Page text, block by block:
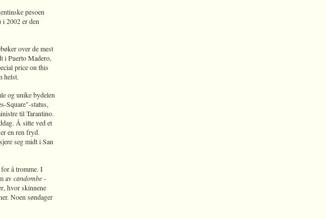
pesoen
2002 er den
over de mest
i Puerto Madero,
price on this
helst.
og unike bydelen
Square"-status,
til Tarantino.
Å sitte ved et
en ren fryd.
seg midt i San
for å tromme. I
avcandombe-
hvor skinnene
Noen søndager